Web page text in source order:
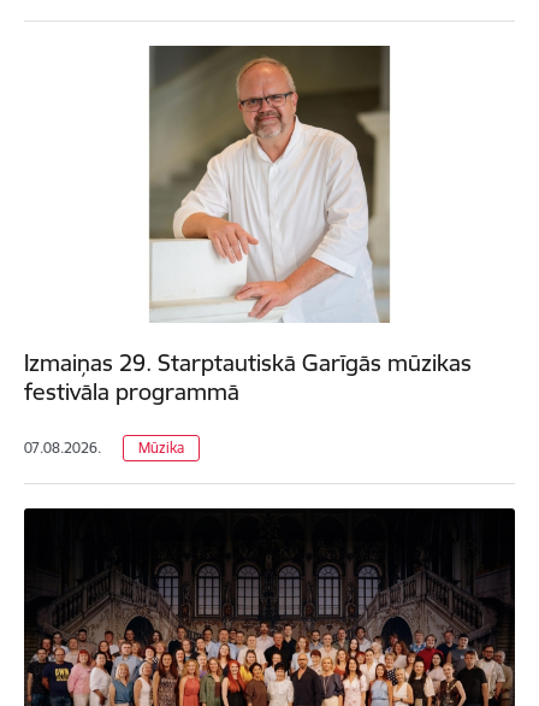
Izmaiņas 29. Starptautiskā Garīgās mūzikas
festivāla programmā
07.08.2026. Mūzika